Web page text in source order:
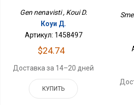
Gen nenavisti , Koui D.
Коуи Д.
Артикул: 1458497
$24.74
Доставка за 14–20 дней
КУПИТЬ